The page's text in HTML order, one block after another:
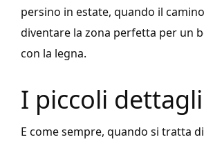
persino in estate, quando il
diventare la zona perfetta per un
con la legna.
I piccoli dettagli
E come sempre, quando si tratta